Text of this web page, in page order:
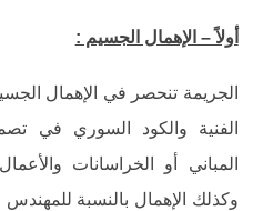
أولاً – الإهمال الجسيم :
الجريمة تنحصر في الإهمال
الفنية والكود السوري في
المباني أو الخراسانات
وكذلك الإهمال بالنسبة